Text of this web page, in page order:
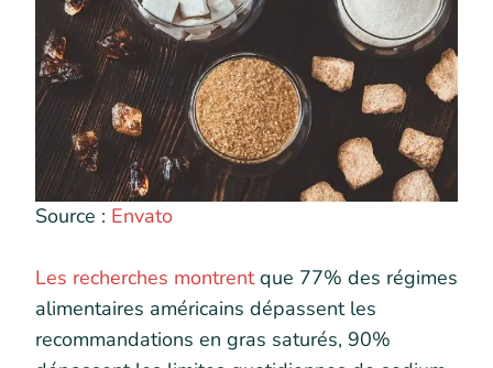
Source : Envato
Les recherches montrentque 77% des régimes
alimentaires américains dépassent les
recommandations en gras saturés, 90%